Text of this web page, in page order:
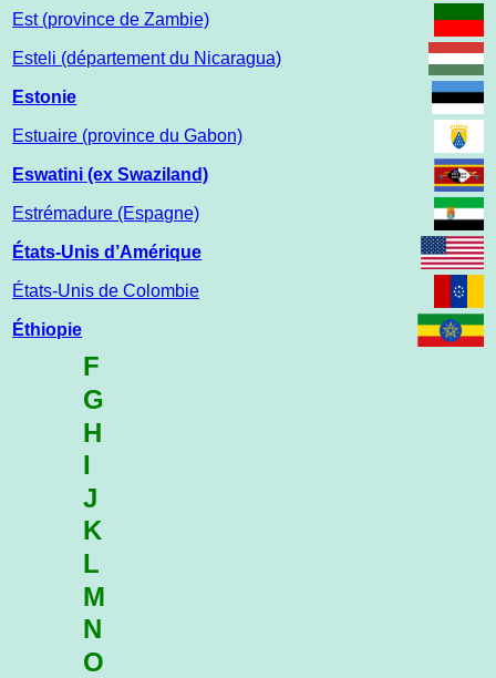
Est (province de Zambie)
Esteli (département du Nicaragua)
Estonie
Estuaire (province du Gabon)
Eswatini (ex Swaziland)
Estrémadure (Espagne)
États-Unis d’Amérique
États-Unis de Colombie
Éthiopie
F
G
H
I
J
K
L
M
N
O